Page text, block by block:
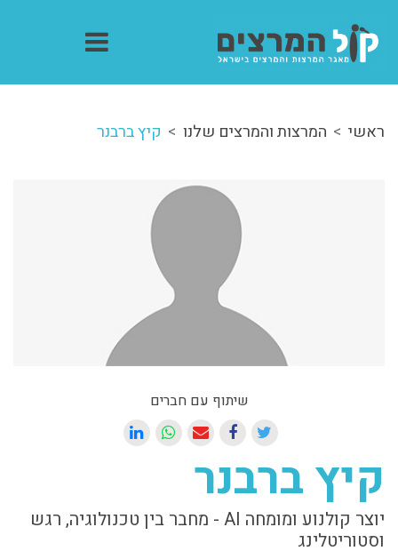
ראשי המרצות והמרצים שלנו קיץ ברבנר
שיתוף עם חברים
קיץ ברבנר
יוצר קולנוע ומומחה AI - מחבר בין טכנולוגיה, רגש
וסטוריטלינג